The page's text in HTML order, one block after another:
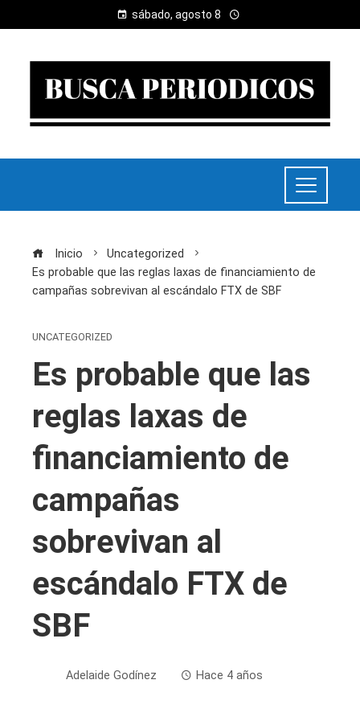
sábado, agosto 8
Inicio
Uncategorized
Es probable que las reglas laxas de financiamiento de
campañas sobrevivan al escándalo FTX de SBF
UNCATEGORIZED
Es probable que las
reglas laxas de
financiamiento de
campañas
sobrevivan al
escándalo FTX de
SBF
Adelaide Godínez Hace 4 años